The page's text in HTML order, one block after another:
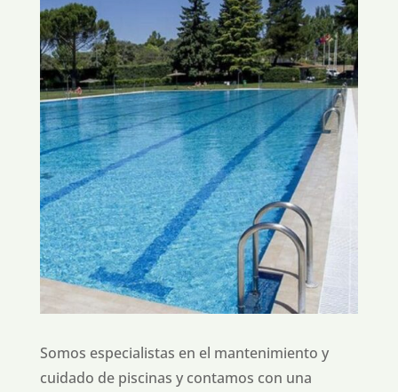
Somos especialistas en el mantenimiento y
cuidado de piscinas y contamos con una